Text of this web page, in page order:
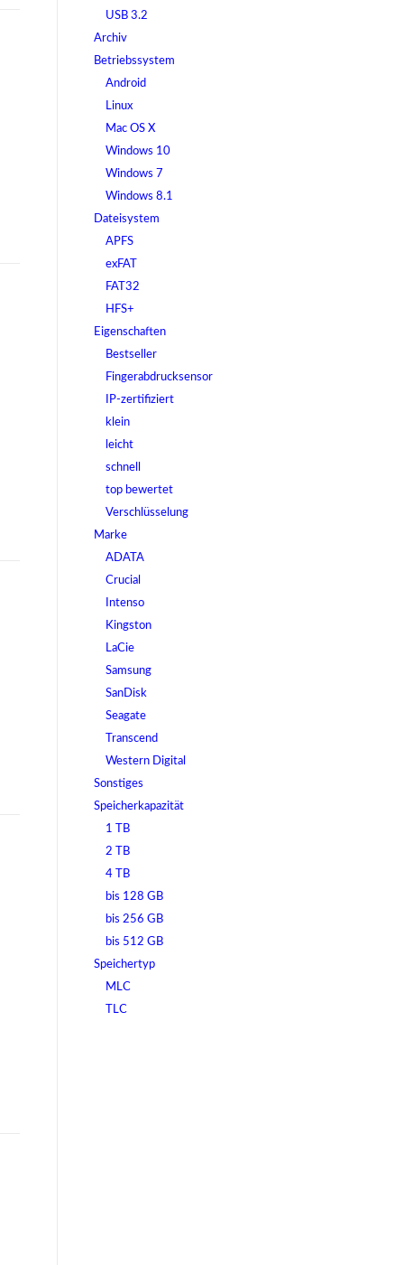
USB 3.2
Archiv
Betriebssystem
Android
Linux
Mac OS X
Windows 10
Windows 7
Windows 8.1
Dateisystem
APFS
exFAT
FAT32
HFS+
Eigenschaften
Bestseller
Fingerabdrucksensor
IP-zertifiziert
klein
leicht
schnell
top bewertet
Verschlüsselung
Marke
ADATA
Crucial
Intenso
Kingston
LaCie
Samsung
SanDisk
Seagate
Transcend
Western Digital
Sonstiges
Speicherkapazität
1 TB
2 TB
4 TB
bis 128 GB
bis 256 GB
bis 512 GB
Speichertyp
MLC
TLC